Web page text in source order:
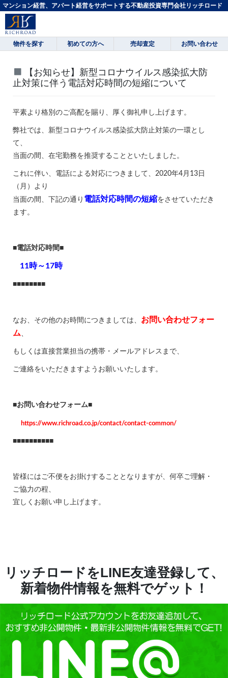
マンション経営、アパート経営をサポートする不動産投資専門会社リッチロード
物件を探す 初めての方へ 売却査定 お問い合わせ
【お知らせ】新型コロナウイルス感染拡大防
止対策に伴う電話対応時間の短縮について
平素より格別のご高配を賜り、厚く御礼申し上げます。
弊社では、新型コロナウイルス感染拡大防止対策の一環とし
て、
当面の間、在宅勤務を推奨することといたしました。
これに伴い、電話による対応につきまして、2020年4月13日
（月）より
当面の間、下記の通り 電話対応時間の短縮をさせていただき
ます。
■電話対応時間■
11時～17時
■■■■■■■■
なお、その他のお時間につきましては、 お問い合わせフォー
ム、
もしくは直接営業担当の携帯・メールアドレスまで、
ご連絡をいただきますようお願いいたします。
■お問い合わせフォーム■
https://www.richroad.co.jp/contact/contact-common/
■■■■■■■■■■
皆様にはご不便をお掛けすることとなりますが、何卒ご理解・
ご協力の程、
宜しくお願い申し上げます。
リッチロードをLINE友達登録して、
新着物件情報を無料でゲット！